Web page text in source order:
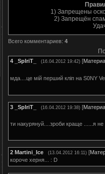
1) Запрещены
2) Запрещён
Всего комментариев: 4
4 _SpIriT_ (16.04.2012 19:42) [
мда....це мій перший кліп на S0NY
3 _SpIriT_ (16.04.2012 19:38) [
ти накурянуй....зроби краще ......я
2 Martini_Ice (13.04.2012 16:11) [
короче херня... : D